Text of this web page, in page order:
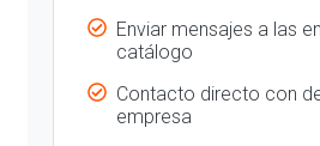
Enviar mensajes a las
catálogo
Contacto directo con
empresa